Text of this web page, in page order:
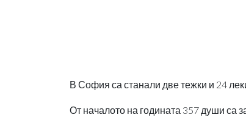
В София са станали две тежки и 24
От началото на годината 357 души са